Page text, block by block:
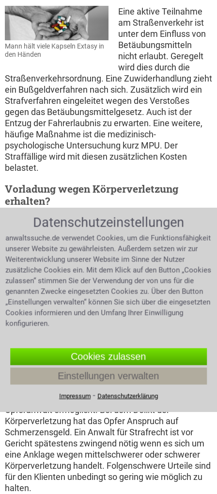
Mann hält viele Kapseln Extasy in
den Händen
Eine aktive Teilnahme
am Straßenverkehr ist
unter dem Einfluss von
Betäubungsmitteln
nicht erlaubt. Geregelt
wird dies durch die
Straßenverkehrsordnung. Eine Zuwiderhandlung zieht
ein Bußgeldverfahren nach sich. Zusätzlich wird ein
Strafverfahren eingeleitet wegen des Verstoßes
gegen das Betäubungsmittelgesetz. Auch ist der
Entzug der Fahrerlaubnis zu erwarten. Eine weitere,
häufige Maßnahme ist die medizinisch-
psychologische Untersuchung kurz MPU. Der
Straffällige wird mit diesen zusätzlichen Kosten
belastet.
Vorladung wegen Körperverletzung
erhalten?
Erleidet eine Person durch bewusstes Handeln eines
Anderen körperlichen Schaden, so spricht man von
Körperverletzung. Auch physische Gewalt erfüllt den
Tatbestand der Körperverletzung. Je nach Schwere
derKörperverletzungkann die verhängte Strafe bis
hin zu fünf Jahren Haft bedeuten. Schon der Versuch
der Körperverletzung ist bereits strafbar. Eine
fahrlässige Körperverletzung verjährt, wie auch die
einfache Körperverletzung, nach fünf Jahren. Die
schwere oder auch gefährliche Körperverletzung
Verjährungsfrist von 20 Jahren. Das gleiche gilt für die
Verstümmelung weiblicher Genitalien. Opfer einer
Körperverletzung sollten sich unbedingt an einen
Anwalt für Strafrecht wenden. Kostenlos wird in
einigen Fällen über das Gericht auch ein sogenannter
Opferanwalt ermöglicht. Bei dem Delikt der
Körperverletzung hat das Opfer Anspruch auf
Schmerzensgeld. Ein Anwalt für Strafrecht ist vor
Gericht spätestens zwingend nötig wenn es sich um
eine Anklage wegen mittelschwerer oder schwerer
Körperverletzung handelt. Folgenschwere Urteile sind
für den Klienten unbedingt so gering wie möglich zu
halten.
Datenschutzeinstellungen
anwaltssuche.de verwendet Cookies, um die Funktionsfähigkeit
unserer Website zu gewährleisten. Außerdem setzen wir zur
Weiterentwicklung unserer Website im Sinne der Nutzer
zusätzliche Cookies ein. Mit dem Klick auf den Button „Cookies
zulassen“ stimmen Sie der Verwendung der von uns für die
genannten Zwecke eingesetzten Cookies zu. Über den Button
„Einstellungen verwalten“ können Sie sich über die eingesetzten
Cookies informieren und den Umfang Ihrer Einwilligung
konfigurieren.
Cookies zulassen
Einstellungen verwalten
Impressum⁃ Datenschutzerklärung